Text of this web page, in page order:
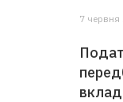
7 червня